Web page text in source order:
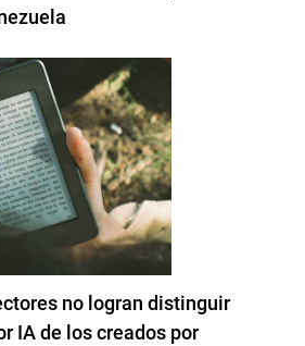
no logran distinguir
IA de los creados por